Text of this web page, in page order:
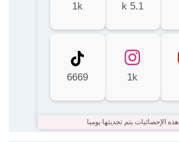
5.1 k
1k
1k
6669
هذه الإحصائيات يتم تحديثها يوميا